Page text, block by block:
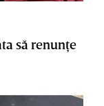
să renunţe